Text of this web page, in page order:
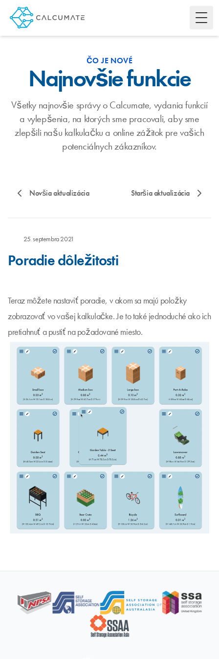
ČO JE NOVÉ
Najnovšie funkcie
Všetky najnovšie správy o Calcumate, vydania funkcií
a vylepšenia, na ktorých sme pracovali, aby sme
zlepšili našu kalkulačku a online zážitok pre vašich
potenciálnych zákazníkov.
Novšia aktualizácia Staršia aktualizácia
25. septembra 2021
Poradie dôležitosti
Teraz môžete nastaviť poradie, v akom sa majú položky
zobrazovať vo vašej kalkulačke. Je to také jednoduché ako ich
pretiahnuť a pustiť na požadované miesto.